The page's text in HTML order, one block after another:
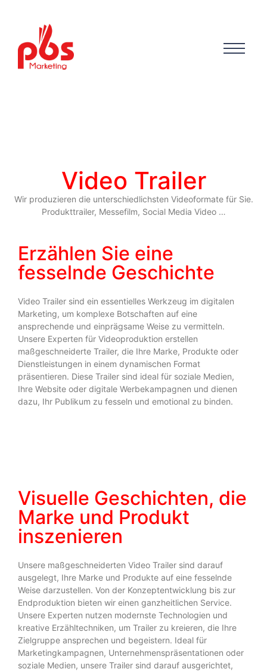
Video Trailer
Wir produzieren die unterschiedlichsten Videoformate für Sie.
Produkttrailer, Messefilm, Social Media Video …
Erzählen Sie eine
fesselnde Geschichte
Video Trailer sind ein essentielles Werkzeug im digitalen
Marketing, um komplexe Botschaften auf eine
ansprechende und einprägsame Weise zu vermitteln.
Unsere Experten für Videoproduktion erstellen
maßgeschneiderte Trailer, die Ihre Marke, Produkte oder
Dienstleistungen in einem dynamischen Format
präsentieren. Diese Trailer sind ideal für soziale Medien,
Ihre Website oder digitale Werbekampagnen und dienen
dazu, Ihr Publikum zu fesseln und emotional zu binden.
Visuelle Geschichten, die
Marke und Produkt
inszenieren
Unsere maßgeschneiderten Video Trailer sind darauf
ausgelegt, Ihre Marke und Produkte auf eine fesselnde
Weise darzustellen. Von der Konzeptentwicklung bis zur
Endproduktion bieten wir einen ganzheitlichen Service.
Unsere Experten nutzen modernste Technologien und
kreative Erzähltechniken, um Trailer zu kreieren, die Ihre
Zielgruppe ansprechen und begeistern. Ideal für
Marketingkampagnen, Unternehmenspräsentationen oder
soziale Medien, unsere Trailer sind darauf ausgerichtet,